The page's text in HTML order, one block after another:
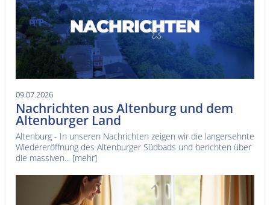
09.07.2026
Nachrichten aus Altenburg und dem
Altenburger Land
Altenburg - In unseren Nachrichten zeigen wir die langersehnte
Wiedereröffnung des Altenburger Südbads und berichten über
die massiven... [mehr]